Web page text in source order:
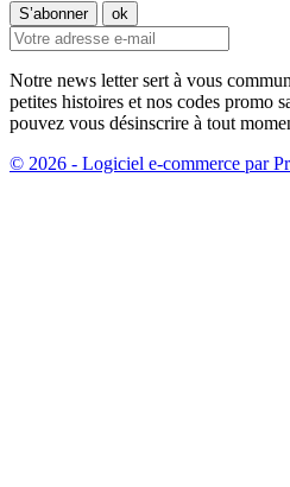
Notre news letter sert à vous
petites histoires et nos codes promo
pouvez vous désinscrire à tout
© 2026 - Logiciel e-commerce par